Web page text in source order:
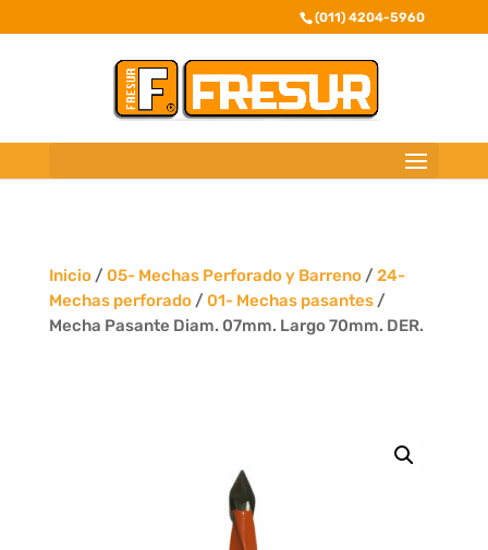
(011) 4204-5960
Inicio/ 05- Mechas Perforado y Barreno/ 24-
Mechas perforado/ 01- Mechas pasantes/
Mecha Pasante Diam. 07mm. Largo 70mm. DER.